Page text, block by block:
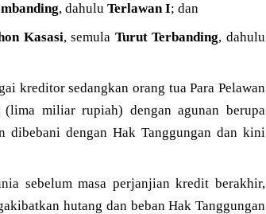
, dahulu Terlawan I; dan
Kasasi, semula Turut Terbanding, dahulu
kreditor sedangkan orang tua Para Pelawan
(lima miliar rupiah) dengan agunan berupa
dengan Hak Tanggungan dan kini
sebelum masa perjanjian kredit berakhir,
hutang dan beban Hak Tanggungan